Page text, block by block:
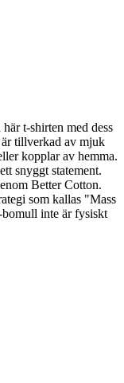
t-shirten med dess
tillverkad av mjuk
kopplar av hemma.
snyggt statement.
Better Cotton.
som kallas "Mass
inte är fysiskt